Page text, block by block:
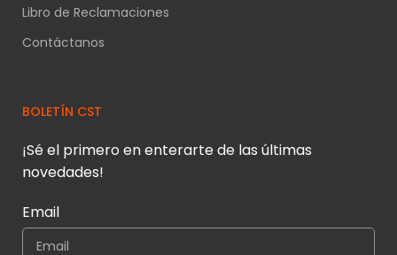
Libro de Reclamaciones
Contáctanos
BOLETÍN CST
¡Sé el primero en enterarte de las últimas
novedades!
Email